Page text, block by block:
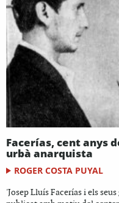
Facerías, cent anys
urbà anarquista
ROGER COSTA PUYAL
'Josep Lluís Facerías i els